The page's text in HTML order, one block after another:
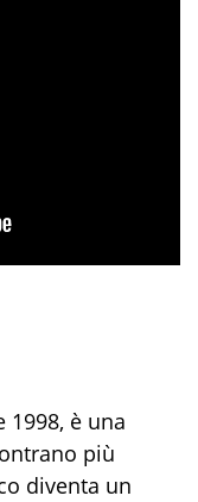
1998, è una
più
diventa un